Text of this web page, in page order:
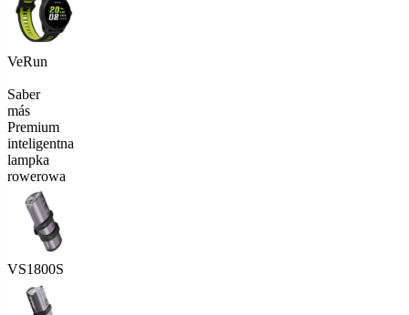
VeRun
Saber
más
Premium
inteligentna
lampka
rowerowa
VS1800S